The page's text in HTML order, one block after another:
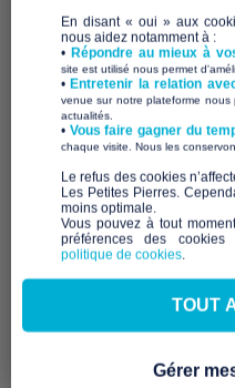
Logement
6
En disant « oui » aux
nous aidez notamment à :
• Répondre au mieux à
site est utilisé nous permet
•Entretenir la relation
venue sur notre plateforme
actualités.
​• Vous faire gagner du
chaque visite. Nous les
​Le refus des cookies
Les Petites Pierres.
moins optimale.​
Vous pouvez à tout
préférences des
politique de cookies.
TOUT
Gérer